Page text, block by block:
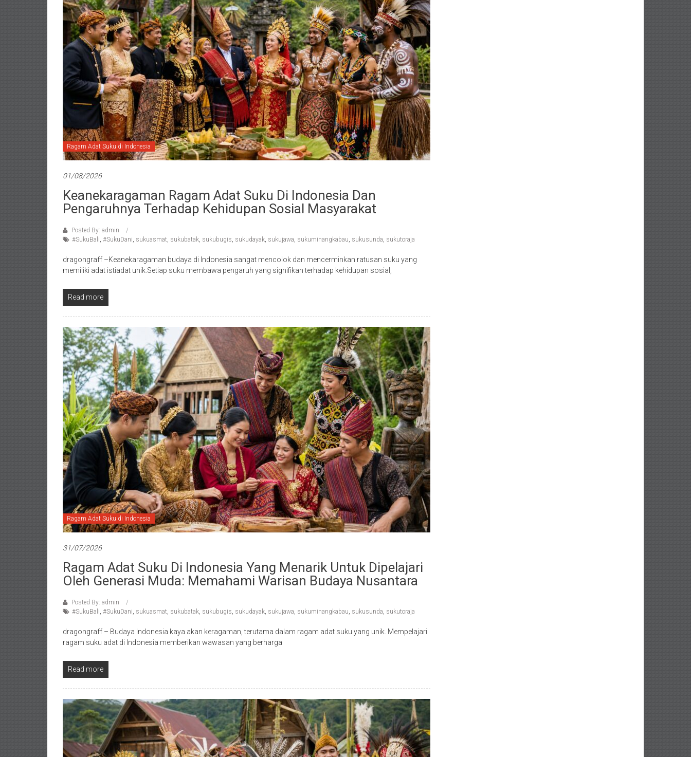
Ragam Adat Suku di Indonesia
01/08/2026
Keanekaragaman Ragam Adat Suku Di Indonesia Dan
Pengaruhnya Terhadap Kehidupan Sosial Masyarakat
Posted By: admin
#SukuBali, #SukuDani, sukuasmat, sukubatak, sukubugis, sukudayak, sukujawa, sukuminangkabau, sukusunda, sukutoraja
dragongraff –Keanekaragaman budaya di Indonesia sangat mencolok dan mencerminkan ratusan suku yang
memiliki adat istiadat unik.Setiap suku membawa pengaruh yang signifikan terhadap kehidupan sosial,
Read more
Ragam Adat Suku di Indonesia
31/07/2026
Ragam Adat Suku Di Indonesia Yang Menarik Untuk Dipelajari
Oleh Generasi Muda: Memahami Warisan Budaya Nusantara
Posted By: admin
#SukuBali, #SukuDani, sukuasmat, sukubatak, sukubugis, sukudayak, sukujawa, sukuminangkabau, sukusunda, sukutoraja
dragongraff – Budaya Indonesia kaya akan keragaman, terutama dalam ragam adat suku yang unik. Mempelajari
ragam suku adat di Indonesia memberikan wawasan yang berharga
Read more